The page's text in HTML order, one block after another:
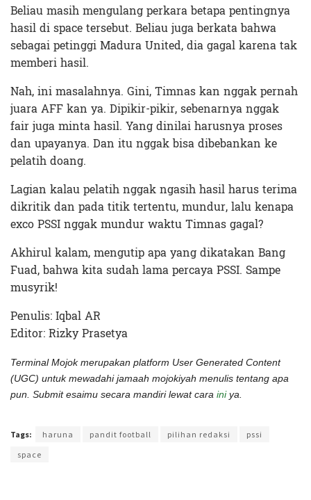
Beliau masih mengulang perkara betapa pentingnya
hasil di space tersebut. Beliau juga berkata bahwa
sebagai petinggi Madura United, dia gagal karena tak
memberi hasil.
Nah, ini masalahnya. Gini, Timnas kan nggak pernah
juara AFF kan ya. Dipikir-pikir, sebenarnya nggak
fair juga minta hasil. Yang dinilai harusnya proses
dan upayanya. Dan itu nggak bisa dibebankan ke
pelatih doang.
Lagian kalau pelatih nggak ngasih hasil harus terima
dikritik dan pada titik tertentu, mundur, lalu kenapa
exco PSSI nggak mundur waktu Timnas gagal?
Akhirul kalam, mengutip apa yang dikatakan Bang
Fuad, bahwa kita sudah lama percaya PSSI. Sampe
musyrik!
Penulis: Iqbal AR
Editor: Rizky Prasetya
Terminal Mojok merupakan platform User Generated Content
(UGC) untuk mewadahi jamaah mojokiyah menulis tentang apa
pun. Submit esaimu secara mandiri lewat cara iniya.
Tags: haruna pandit football pilihan redaksi
pssi
space